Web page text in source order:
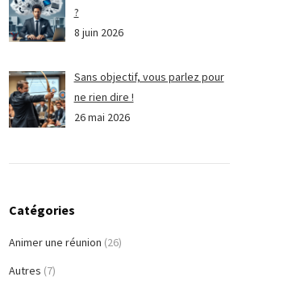
?
8 juin 2026
Sans objectif, vous parlez pour
ne rien dire !
26 mai 2026
Catégories
Animer une réunion (26)
Autres (7)